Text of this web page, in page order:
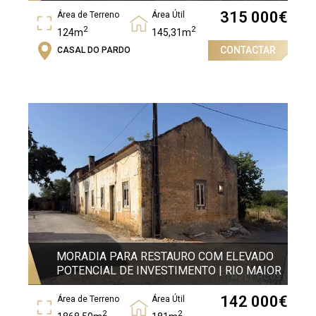
Área de Terreno
124m2
Área Útil
145,31m2
Área Bruta
315 000€
CASAL DO PARDO CONTACTAR
MORADIA PARA RESTAURO COM ELEVADO
POTENCIAL DE INVESTIMENTO | RIO MAIOR
Área de Terreno
2
Área Útil
2
142 000€